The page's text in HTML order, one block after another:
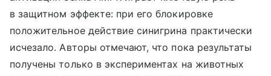
в защитном эффекте: при его блокировке
положительное действие синигрина практически
исчезало. Авторы отмечают, что пока результаты
получены только в экспериментах на животных